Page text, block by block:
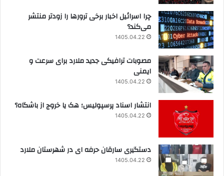
چرا اسرائیل اخبار برخی ترورها را زودتر منتشر
می‌کند؟
1405.04.22
مصوبات ترافیکی جدید ملارد برای سرعت و
ایمنی
1405.04.22
انتشار اسناد پرسپولیس؛ هک یا خروج از باشگاه؟
1405.04.22
دستگیری سارقان حرفه ای در شهرستان ملارد
1405.04.22